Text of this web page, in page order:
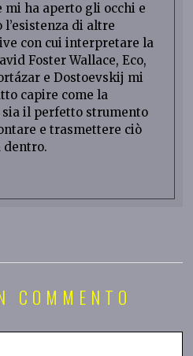
mi ha aperto gli occhi e
l’esistenza di altre
con cui interpretare la
Foster Wallace, Eco,
e Dostoevskij mi
capire come la
il perfetto strumento
e trasmettere ciò
dentro.
COMMENTO